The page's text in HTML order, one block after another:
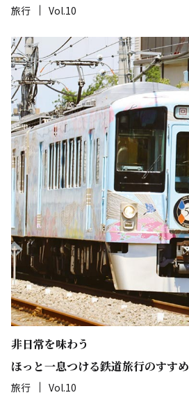
旅行 Vol.10
非日常を味わう
ほっと一息つける鉄道旅行のすすめ
旅行 Vol.10